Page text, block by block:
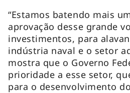
“Estamos batendo mais
aprovação desse grande
investimentos, para
indústria naval e o setor
mostra que o Governo
prioridade a esse setor,
para o desenvolvimento